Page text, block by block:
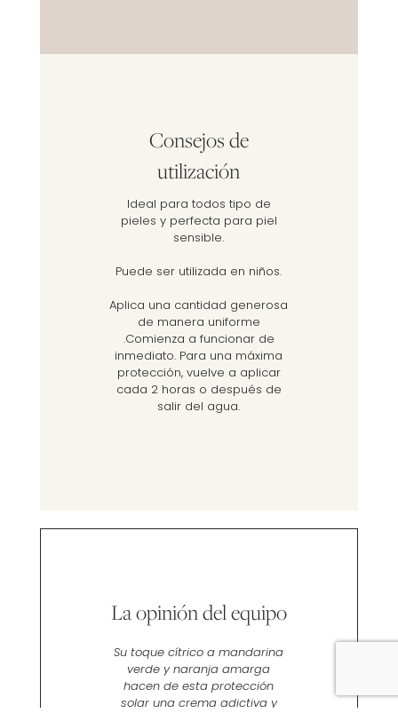
Consejos de
utilización
Ideal para todos tipo de
pieles y perfecta para piel
sensible.
Puede ser utilizada en niños.
Aplica una cantidad generosa
de manera uniforme
.Comienza a funcionar de
inmediato. Para una máxima
protección, vuelve a aplicar
cada 2 horas o después de
salir del agua.
La opinión del equipo
Su toque cítrico a mandarina
verde y naranja amarga
hacen de esta protección
solar una crema adictiva y